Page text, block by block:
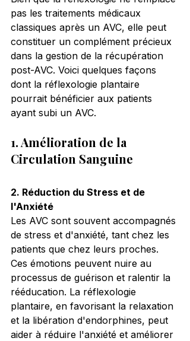
pas les traitements médicaux
classiques après un AVC, elle peut
constituer un complément précieux
dans la gestion de la récupération
post-AVC. Voici quelques façons
dont la réflexologie plantaire
pourrait bénéficier aux patients
ayant subi un AVC.
1. Amélioration de la
Circulation Sanguine
2. Réduction du Stress et de
l'Anxiété
Les AVC sont souvent accompagnés
de stress et d'anxiété, tant chez les
patients que chez leurs proches.
Ces émotions peuvent nuire au
processus de guérison et ralentir la
rééducation. La réflexologie
plantaire, en favorisant la relaxation
et la libération d'endorphines, peut
aider à réduire l'anxiété et améliorer